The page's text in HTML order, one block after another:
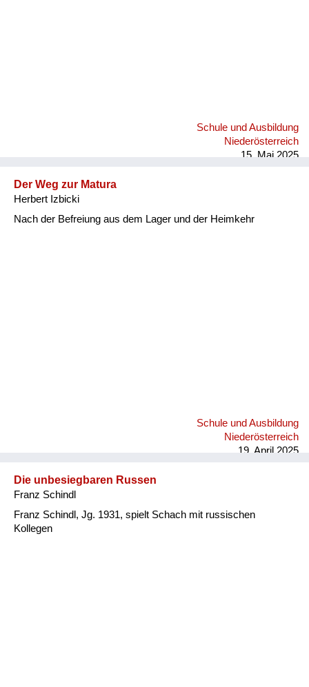
Schule und Ausbildung
Niederösterreich
15. Mai 2025
Der Weg zur Matura
Herbert Izbicki
Nach der Befreiung aus dem Lager und der Heimkehr
Schule und Ausbildung
Niederösterreich
19. April 2025
Die unbesiegbaren Russen
Franz Schindl
Franz Schindl, Jg. 1931, spielt Schach mit russischen
Kollegen